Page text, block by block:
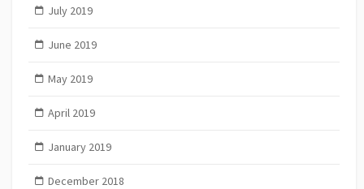
July 2019
June 2019
May 2019
April 2019
January 2019
December 2018